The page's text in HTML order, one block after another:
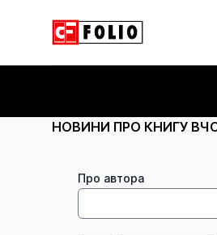
НОВИНИ ПРО КНИГУ
Про автора